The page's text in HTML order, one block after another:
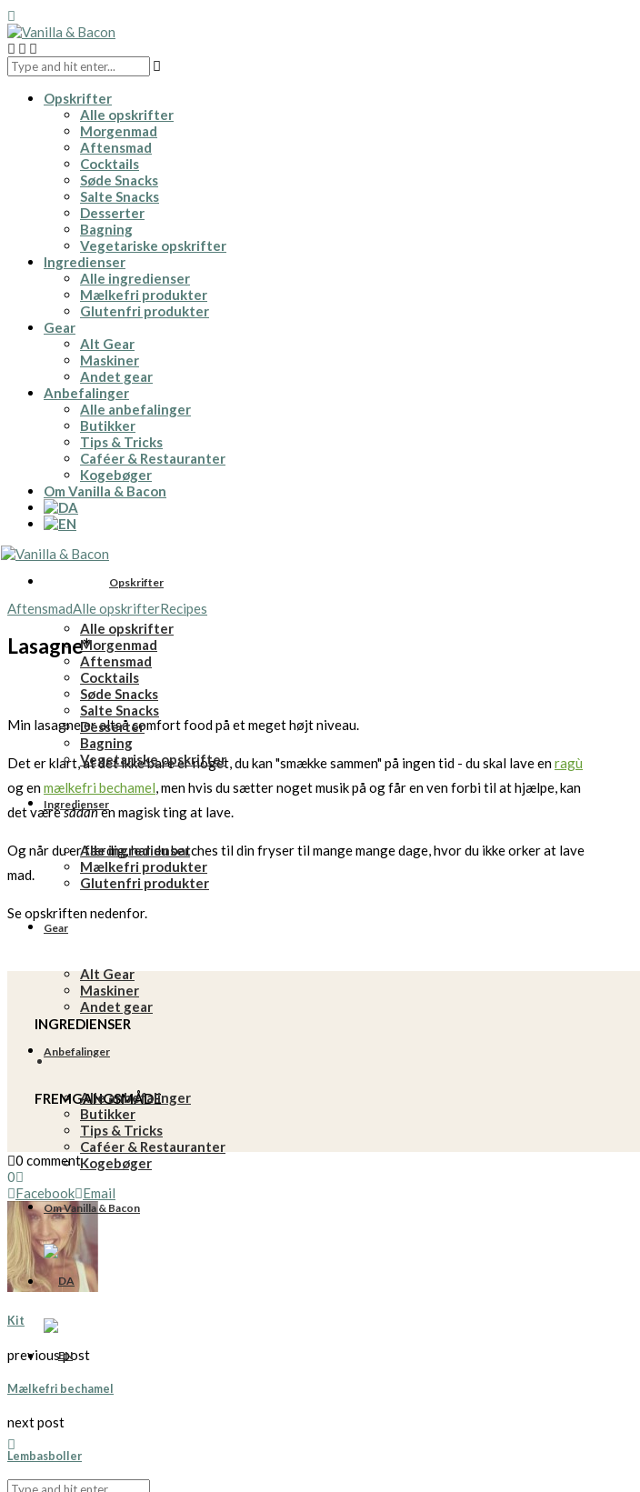
Opskrifter
Alle opskrifter
Morgenmad
Aftensmad
Cocktails
Søde Snacks
Salte Snacks
Desserter
Bagning
Vegetariske opskrifter
Ingredienser
Alle ingredienser
Mælkefri produkter
Glutenfri produkter
Gear
Alt Gear
Maskiner
Andet gear
Anbefalinger
Alle anbefalinger
Butikker
Tips & Tricks
Caféer & Restauranter
Kogebøger
Om Vanilla & Bacon
Opskrifter
Alle opskrifter
Morgenmad
Aftensmad
Cocktails
Søde Snacks
Salte Snacks
Desserter
Bagning
Vegetariske opskrifter
Ingredienser
Alle ingredienser
Mælkefri produkter
Glutenfri produkter
Gear
Alt Gear
Maskiner
Andet gear
Anbefalinger
Alle anbefalinger
Butikker
Tips & Tricks
Caféer & Restauranter
Kogebøger
Om Vanilla & Bacon
AftensmadAlle opskrifterRecipes
Lasagne*
Min lasagne er altså comfort food på et meget højt niveau.
Det er klart, at det ikke bare er noget, du kan "smække sammen" på ingen tid - du skal lave enragù
og enmælkefri bechamel, men hvis du sætter noget musik på og får en ven forbi til at hjælpe, kan
det væresådanen magisk ting at lave.
Og når du er færdig, har du batches til din fryser til mange mange dage, hvor du ikke orker at lave
mad.
Se opskriften nedenfor.
INGREDIENSER
FREMGANGSMÅDE
0 comment
0
Facebook Email
Kit
previous post
Mælkefri bechamel
next post
Lembasboller